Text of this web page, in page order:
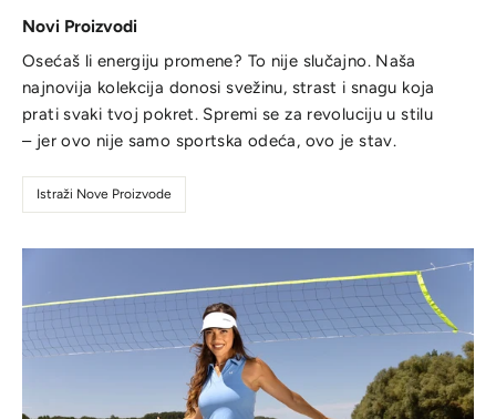
Novi Proizvodi
Osećaš li energiju promene? To nije slučajno. Naša
najnovija kolekcija donosi svežinu, strast i snagu koja
prati svaki tvoj pokret. Spremi se za revoluciju u stilu
– jer ovo nije samo sportska odeća, ovo je stav.
Istraži Nove Proizvode